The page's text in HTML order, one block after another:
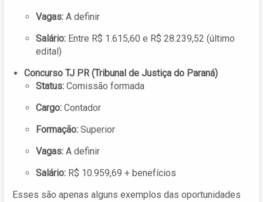
Vagas: A definir
Salário: Entre R$ 1.615,60 e R$ 28.239,52 (último
edital)
Concurso TJ PR (Tribunal de Justiça do Paraná)
Status: Comissão formada
Cargo: Contador
Formação: Superior
Vagas: A definir
Salário: R$ 10.959,69 + benefícios
Esses são apenas alguns exemplos das oportunidades